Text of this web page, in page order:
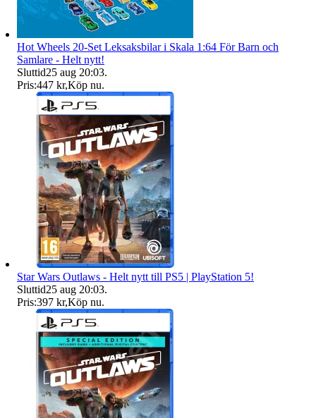
Hot Wheels 20-Set Leksaksbilar i Skala 1:64 För Barn och
Samlare - Helt nytt!
Sluttid25 aug 20:03.
Pris:447 kr,Köp nu.
Star Wars Outlaws - Helt nytt till PS5 | PlayStation 5!
Sluttid25 aug 20:03.
Pris:397 kr,Köp nu.